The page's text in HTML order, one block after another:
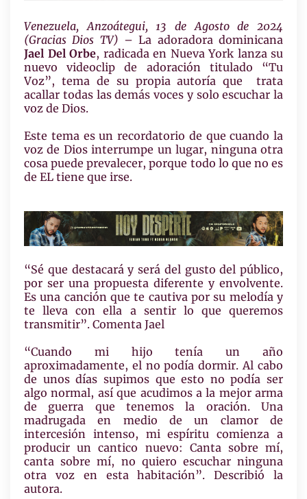
Venezuela, Anzoátegui, 13 de Agosto de 2024
(Gracias Dios TV) – La adoradora dominicana
Jael Del Orbe, radicada en Nueva York lanza su
nuevo videoclip de adoración titulado “Tu
Voz”, tema de su propia autoría que trata
acallar todas las demás voces y solo escuchar la
voz de Dios.
Este tema es un recordatorio de que cuando la
voz de Dios interrumpe un lugar, ninguna otra
cosa puede prevalecer, porque todo lo que no es
de EL tiene que irse.
“Sé que destacará y será del gusto del público,
por ser una propuesta diferente y envolvente.
Es una canción que te cautiva por su melodía y
te lleva con ella a sentir lo que queremos
transmitir”. Comenta Jael
“Cuando mi hijo tenía un año
aproximadamente, el no podía dormir. Al cabo
de unos días supimos que esto no podía ser
algo normal, así que acudimos a la mejor arma
de guerra que tenemos la oración. Una
madrugada en medio de un clamor de
intercesión intenso, mi espíritu comienza a
producir un cantico nuevo: Canta sobre mí,
canta sobre mí, no quiero escuchar ninguna
otra voz en esta habitación”. Describió la
autora.